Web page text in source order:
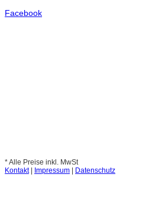
Facebook
* Alle Preise inkl. MwSt
Kontakt| Impressum | Datenschutz